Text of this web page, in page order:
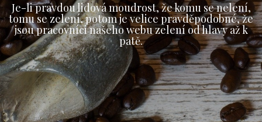
Je-li pravdou lidová moudrost, že komu se nelení,
tomu se zelení, potom je velice pravděpodobné, že
jsou pracovníci našeho webu zelení od hlavy až k
patě.